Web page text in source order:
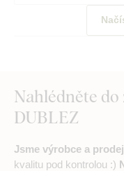
Nahlédněte
DUBLEZ
Jsme výrobce a
kvalitu pod kontrolou :)